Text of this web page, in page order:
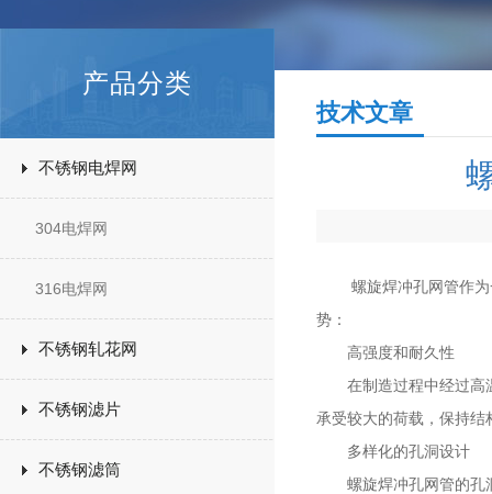
产品分类
不锈钢电焊网
304电焊网
316电焊网
不锈钢轧花网
不锈钢滤片
不锈钢滤筒
技术文章
螺旋焊冲孔网管作为一
势：
高强度和耐久性
在制造过程中经过高温
承受较大的荷载，保持
多样化的孔洞设计
螺旋焊冲孔网管的孔洞